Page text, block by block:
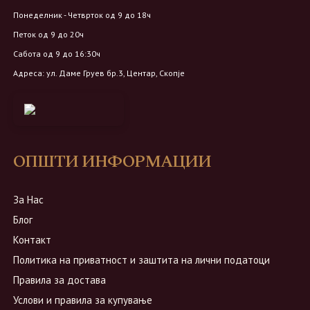
Понеделник - Четврток од 9 до 18ч
Петок од 9 до 20ч
Сабота од 9 до 16:30ч
Адреса: ул. Даме Груев бр.3, Центар, Скопје
ОПШТИ ИНФОРМАЦИИ
За Нас
Блог
Контакт
Политика на приватност и заштита на лични податоци
Правила за достава
Услови и правила за купување